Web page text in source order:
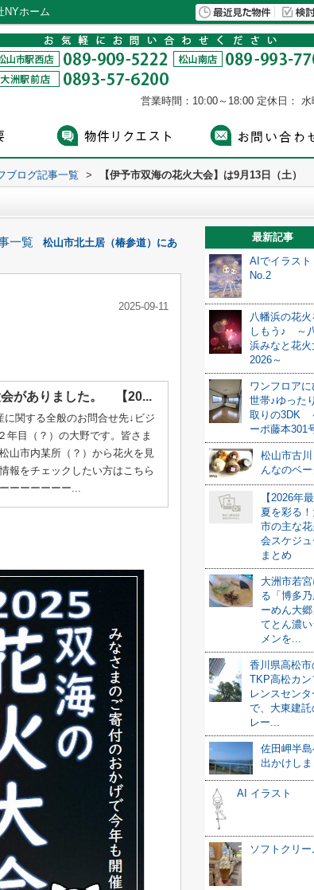
NYホーム
営業時間：10:00～18:00 定休日： 水
ブログ記事一覧 > 【伊予市双海の花火大会】は9月13日（土）
一覧
松山市北土居（椿参道）にあ
2025-09-11
会がありました。 【20...
関する全般のお問合せ先↓ビジ
目（？）の大野です。皆さま
山市内某所（？）から花火を見
報をチェックしたい方はこちら
ーーーーーー...
最新記事
AIでイラス
No.2
八幡浜の花火
しもう♪ ～
浜みなと花火
2026～
ワンフロアに
世帯♪ゆった
取りの3DK
ーポ藤本301
松山市古
んなのベ
【2026年最
夏を彩る！
市の主な
会スケジ
まとめ
大洲市若
る「博多乃
ーめん大
てとん濃い
メンを...
香川県高松市
TKP高松カン
レンスセンタ
で、大東建託
レー...
佐田岬半島
出かけしま
AI イラスト
ソフトクリー